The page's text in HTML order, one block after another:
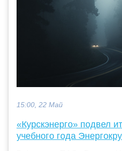
15:00, 22 Май
«Курскэнерго» подвел
учебного года